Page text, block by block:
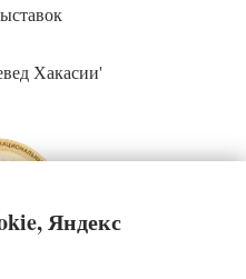
Хакасии'
Яндекс